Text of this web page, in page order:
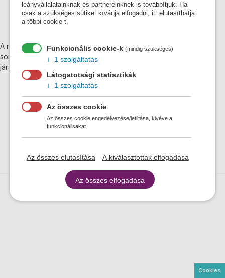
44 helyközi autóbuszjárat üzemeltetésére
3 engedély Dunaszerdahely, Galánta és Szered városi
A részvénytársaság autóbuszai a menetrendszerinti közlekedés
során évente 6,65 millió kilométert tesznek meg, naponta 1000
járaton közlekednek, évente pedig 5,2 millió utast szállítanak.
Päta
Adatvédelmi tájékoztató
Cookies
leányvállalatainknak és partnereinknek is továbbítjuk. Ha
csak a szükséges sütiket kívánja elfogadni, itt elutasíthatja
a többi cookie-t.
Funkcionális cookie-k (mindig szükséges)
1 szolgáltatás
Látogatotsági statisztikák
1 szolgáltatás
Az összes cookie
Az összes cookie engedélyezése/letiltása, kivéve a
funkcionálisakat
Az összes elutasítása A kiválasztottak elfogadása
Az összes elfogadása